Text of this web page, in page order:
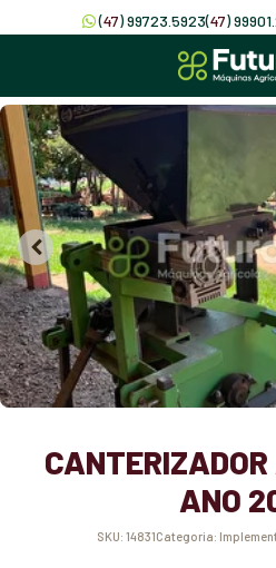
(47) 99723.5923(47)
ANO
SKU: 14831 Categoria: